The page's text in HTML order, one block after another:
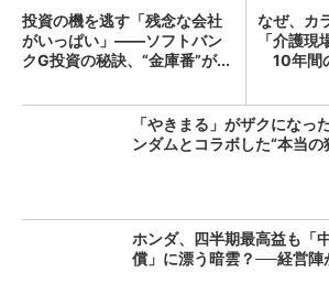
投資の機を逃す「残念な会社
がいっぱい」――ソフトバン
クG投資の秘訣、“金庫番”が...
なぜ、カ
「介護現
10年間
「やきまる」がザクにな
ンダムとコラボした“本当の
ホンダ、四半期最高益も「
償」に漂う暗雲？──経営陣